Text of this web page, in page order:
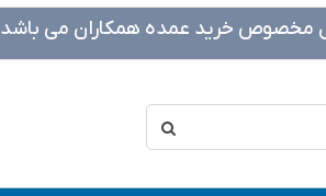
مخصوص خرید عمده همکاران می باشد